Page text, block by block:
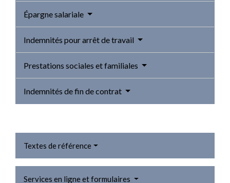
Épargne salariale
Indemnités pour arrêt de travail
Prestations sociales et familiales
Indemnités de fin de contrat
Textes de référence
Services en ligne et formulaires